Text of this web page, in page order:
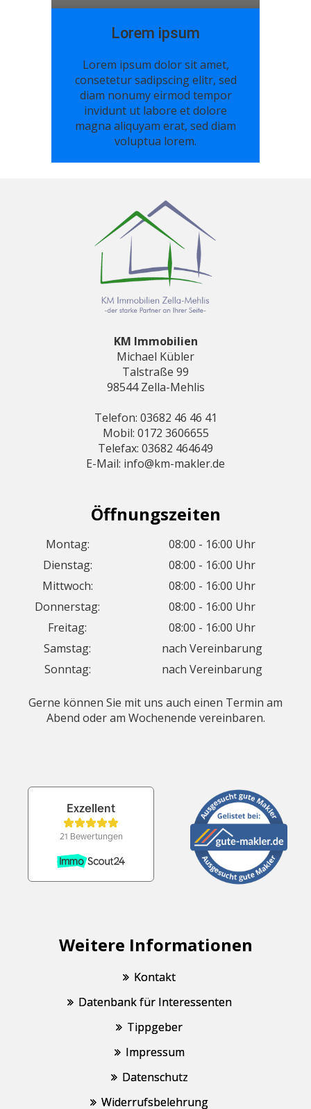
Lorem ipsum
Lorem ipsum dolor sit amet,
consetetur sadipscing elitr, sed
diam nonumy eirmod tempor
invidunt ut labore et dolore
magna aliquyam erat, sed diam
voluptua lorem.
KM Immobilien
Michael Kübler
Talstraße 99
98544 Zella-Mehlis
Telefon: 03682 46 46 41
Mobil: 0172 3606655
Telefax: 03682 464649
E-Mail: info@km-makler.de
Öffnungszeiten
Montag:
08:00 - 16:00 Uhr
Dienstag:
08:00 - 16:00 Uhr
Mittwoch:
08:00 - 16:00 Uhr
Donnerstag:
08:00 - 16:00 Uhr
Freitag:
08:00 - 16:00 Uhr
Samstag:
nach Vereinbarung
Sonntag:
nach Vereinbarung
Gerne können Sie mit uns auch einen Termin am
Abend oder am Wochenende vereinbaren.
Weitere Informationen
Kontakt
Datenbank für Interessenten
Tippgeber
Impressum
Datenschutz
Widerrufsbelehrung